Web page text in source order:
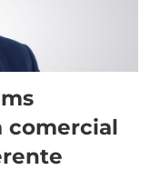
comercial